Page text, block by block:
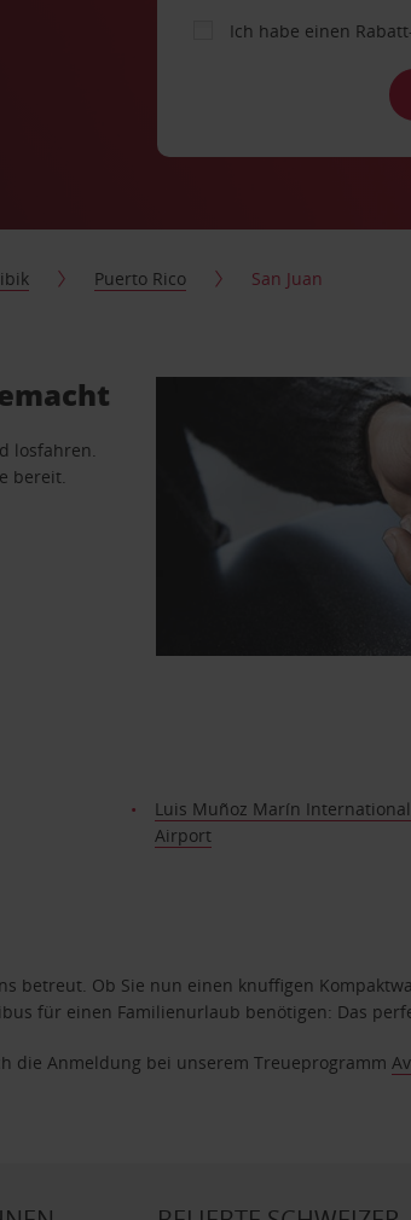
Ich habe einen
Puerto Rico San Juan
losfahren.
bereit.
Luis Muñoz Marín International
Airport
betreut. Ob Sie nun einen knuffigen
für einen Familienurlaub benötigen: Das
die Anmeldung bei unserem Treueprogramm